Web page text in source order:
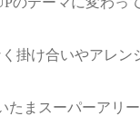
掛け合いやアレ
まスーパーアリ